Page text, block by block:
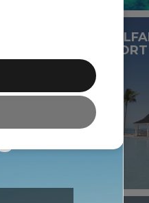
HERITAGE LE
WELLNESS RESORT